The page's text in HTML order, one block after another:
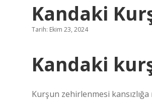
Kandaki
Tarih: Ekim 23, 2024
Kandaki
Kurşun zehirlenmesi